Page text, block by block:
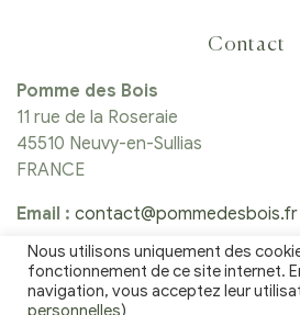
Contact
Pomme des Bois
11 rue de la Roseraie
45510 Neuvy-en-Sullias
FRANCE
Email : contact@pommedesbois.fr
Tél : 06 25 81 22 60
Nous utilisons uniquement des
fonctionnement de ce site internet.
navigation, vous acceptez leur
personnelles)